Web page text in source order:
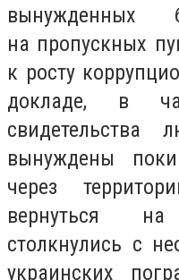
вынужденных
на пропускных
к росту
докладе, в
свидетельства
вынуждены
через
вернуться
столкнулись с
украинских